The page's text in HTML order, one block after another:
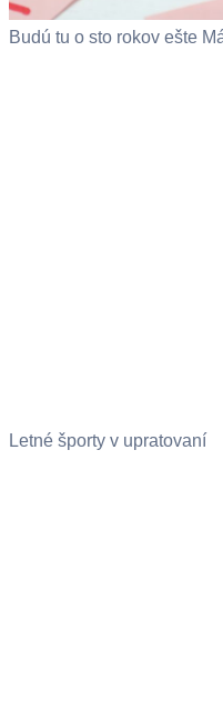
Budú tu o sto rokov ešte
Letné športy v upratovaní